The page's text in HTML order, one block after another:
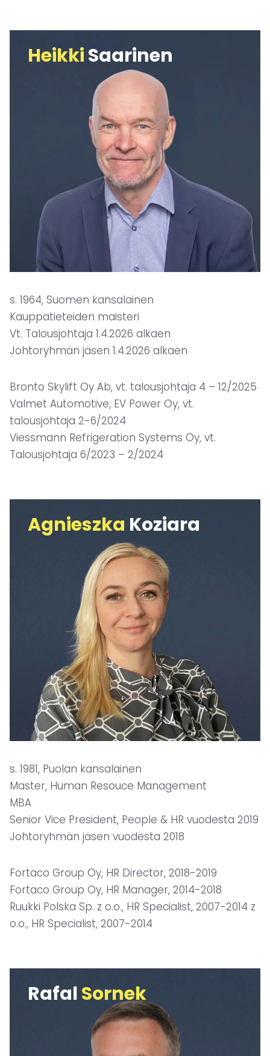
HeikkiSaarinen
s. 1964, Suomen kansalainen
Kauppatieteiden maisteri
Vt. Talousjohtaja 1.4.2026 alkaen
Johtoryhmän jäsen 1.4.2026 alkaen
Bronto Skylift Oy Ab, vt. talousjohtaja 4 – 12/2025
Valmet Automotive, EV Power Oy, vt.
talousjohtaja 2-6/2024
Viessmann Refrigeration Systems Oy, vt.
Talousjohtaja 6/2023 – 2/2024
Agnieszka Koziara
s. 1981, Puolan kansalainen
Master, Human Resouce Management
MBA
Senior Vice President, People & HR vuodesta 2019
Johtoryhmän jäsen vuodesta 2018
Fortaco Group Oy, HR Director, 2018-2019
Fortaco Group Oy, HR Manager, 2014-2018
Ruukki Polska Sp. z o.o., HR Specialist, 2007-2014 z
o.o., HR Specialist, 2007-2014
RafalSornek